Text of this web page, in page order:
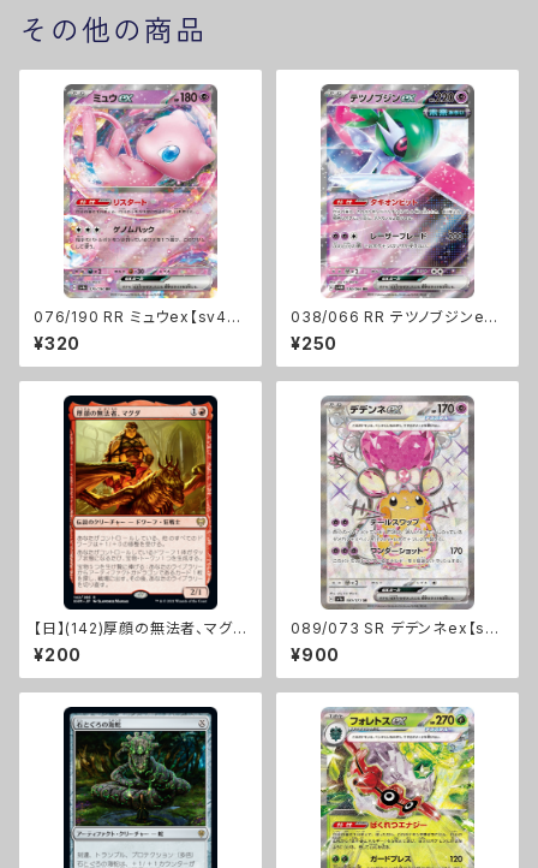
その他の商品
076/190 RR ミュウex【sv4a】
[G]
¥320
038/066 RR テツノブジンex
【sv4M】Gレギュ
¥250
【日】(142)厚顔の無法者、マグ
ダ/Magda, Brazen Outlaw
[KHM]
¥200
089/073 SR デデンネex【sv1
a】[G]
¥900